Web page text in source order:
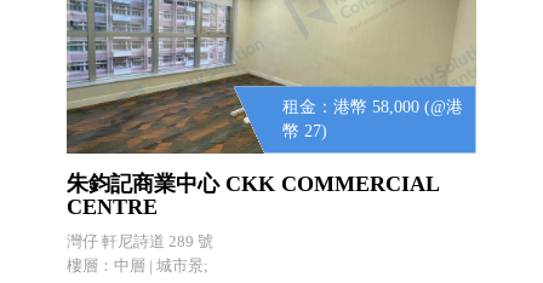
租金：港幣 58,000 (@港
幣 27)
朱鈞記商業中心 CKK COMMERCIAL
CENTRE
灣仔 軒尼詩道 289 號
樓層：中層 | 城市景;